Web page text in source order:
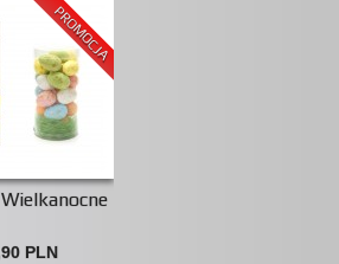
PROMOCJA
PLN